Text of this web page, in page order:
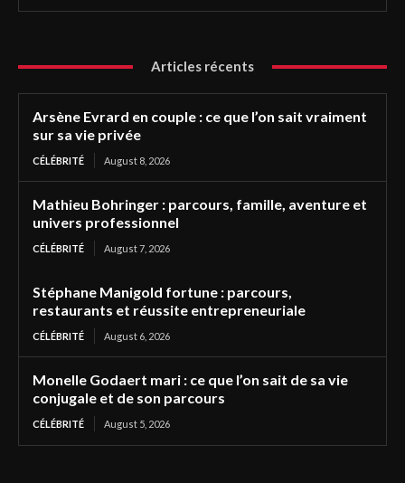
Articles récents
Arsène Evrard en couple : ce que l’on sait vraiment
sur sa vie privée
CÉLÉBRITÉ August 8, 2026
Mathieu Bohringer : parcours, famille, aventure et
univers professionnel
CÉLÉBRITÉ August 7, 2026
Stéphane Manigold fortune : parcours,
restaurants et réussite entrepreneuriale
CÉLÉBRITÉ August 6, 2026
Monelle Godaert mari : ce que l’on sait de sa vie
conjugale et de son parcours
CÉLÉBRITÉ August 5, 2026